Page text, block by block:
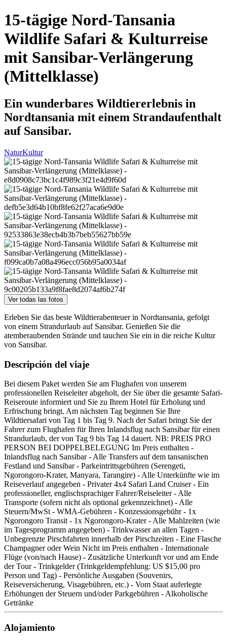
15-tägige Nord-Tansania
Wildlife Safari & Kulturreise
mit Sansibar-Verlängerung
(Mittelklasse)
Ein wunderbares Wildtiererlebnis in
Nordtansania mit einem Strandaufenthalt
auf Sansibar.
NaturKultur
Ver todas las fotos
Erleben Sie das beste Wildtierabenteuer in Nordtansania, gefolgt
von einem Strandurlaub auf Sansibar. Genießen Sie die
atemberaubenden Strände und tauchen Sie ein in die reiche Kultur
von Sansibar.
Descripción del viaje
Bei diesem Paket werden Sie am Flughafen von unserem
professionellen Reiseleiter abgeholt, der Sie über die gesamte Safari-
Reiseroute informiert und Sie zu Ihrem Hotel für Erholung und
Erfrischung bringt. Am nächsten Tag beginnen Sie Ihre
Wildtiersafari von Tag 1 bis Tag 9. Nach der Safari bringt Sie der
Fahrer zum Flughafen für Ihren Inlandsflug nach Sansibar für einen
Strandurlaub, der von Tag 9 bis Tag 14 dauert. NB: PREIS PRO
PERSON BEI DOPPELBELEGUNG Im Preis enthalten -
Inlandsflug nach Sansibar - Alle Transfers auf dem tansanischen
Festland und Sansibar - Parkeintrittsgebühren (Serengeti,
Ngorongoro-Krater, Manyara, Tarangire) - Alle Unterkünfte wie im
Reiseverlauf angegeben - Privater 4x4 Safari Land Cruiser - Ein
professioneller, englischsprachiger Fahrer/Reiseleiter - Alle
Transporte (sofern nicht als optional gekennzeichnet) - Alle
Steuern/MwSt - WMA-Gebühren - Konzessionsgebühr - 1x
Ngorongoro Transit - 1x Ngorongoro-Krater - Alle Mahlzeiten (wie
im Tagesprogramm angegeben) - Trinkwasser an allen Tagen -
Unbegrenzte Pirschfahrten innerhalb der Pirschzeiten - Eine Flasche
Champagner oder Wein Nicht im Preis enthalten - Internationale
Flüge (von/nach Hause) - Zusätzliche Unterkunft vor und am Ende
der Tour - Trinkgelder (Trinkgeldempfehlung: US $15,00 pro
Person und Tag) - Persönliche Ausgaben (Souvenirs,
Reiseversicherung, Visagebühren, etc.) - Vom Staat auferlegte
Erhöhungen der Steuern und/oder Parkgebühren - Alkoholische
Getränke
Alojamiento